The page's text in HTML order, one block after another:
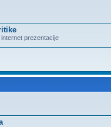
prezentacije